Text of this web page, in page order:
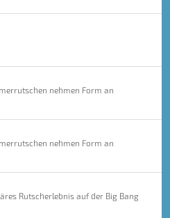
nehmen Form an
nehmen Form an
Rutscherlebnis auf der Big Bang